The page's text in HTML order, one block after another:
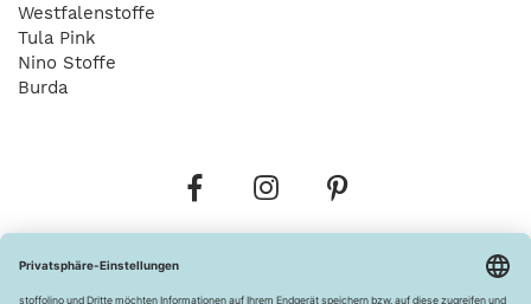
Westfalenstoffe
Tula Pink
Nino Stoffe
Burda